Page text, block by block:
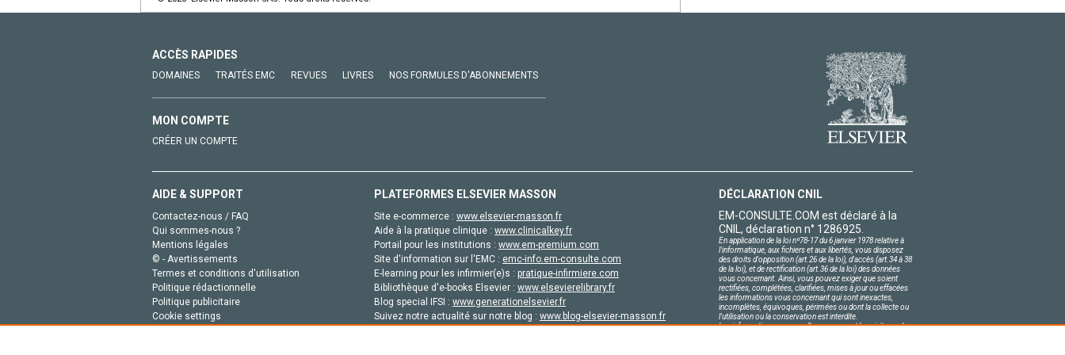
ACCÈS RAPIDES
DOMAINES TRAITÉS EMC REVUES LIVRES NOS FORMULES D'ABONNEMENTS
MON COMPTE
CRÉER UN COMPTE
AIDE & SUPPORT
Contactez-nous / FAQ
Qui sommes-nous ?
Mentions légales
© - Avertissements
Termes et conditions d'utilisation
Politique rédactionnelle
Politique publicitaire
Cookie settings
PLATEFORMES ELSEVIER MASSON
Site e-commerce : www.elsevier-masson.fr
Aide à la pratique clinique : www.clinicalkey.fr
Portail pour les institutions : www.em-premium.com
Site d'information sur l'EMC : emc-info.em-consulte.com
E-learning pour les infirmier(e)s : pratique-infirmiere.com
Bibliothèque d'e-books Elsevier : www.elsevierelibrary.fr
Blog special IFSI : www.generationelsevier.fr
Suivez notre actualité sur notre blog : www.blog-elsevier-masson.fr
DÉCLARATION CNIL
EM-CONSULTE.COM est déclaré à la
CNIL, déclaration n° 1286925.
En application de la loi nº78-17 du 6 janvier 1978 relative à
l'informatique, aux fichiers et aux libertés, vous disposez
des droits d'opposition (art.26 de la loi), d'accès (art.34 à 38
de la loi), et de rectification (art.36 de la loi) des données
vous concernant. Ainsi, vous pouvez exiger que soient
rectifiées, complétées, clarifiées, mises à jour ou effacées
les informations vous concernant qui sont inexactes,
incomplètes, équivoques, périmées ou dont la collecte ou
l'utilisation ou la conservation est interdite.
Les informations personnelles concernant les visiteurs de